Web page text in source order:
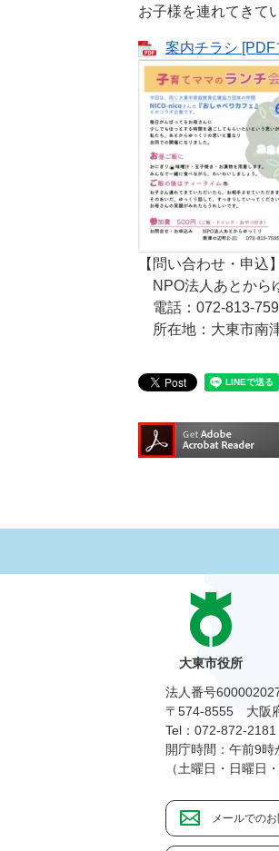
お子様を連れてきて
案内チラシ
【問い合わせ・申込】
NPO法人あとから
電話：072-813-
所在地：大東市南
大東市役所
法人番号
〒574-8555 大阪
Tel：072-872-2181
開庁時間：午前9
（土曜日・日曜日
メールでの